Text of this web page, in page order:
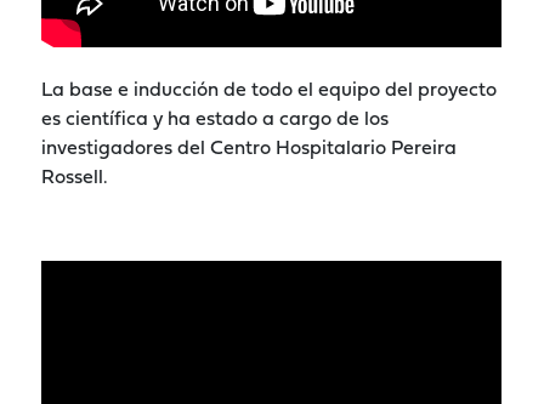
La base e inducción de todo el equipo del proyecto
es científica y ha estado a cargo de los
investigadores del Centro Hospitalario Pereira
Rossell.